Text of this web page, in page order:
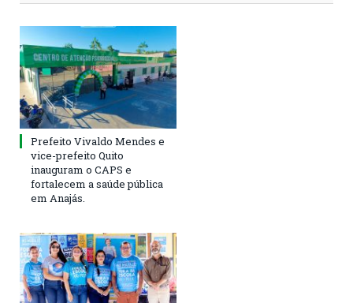
Prefeito Vivaldo Mendes e
vice-prefeito Quito
inauguram o CAPS e
fortalecem a saúde pública
em Anajás.